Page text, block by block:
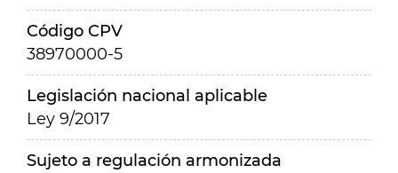
Código CPV
38970000-5
Legislación nacional aplicable
Ley 9/2017
Sujeto a regulación armonizada